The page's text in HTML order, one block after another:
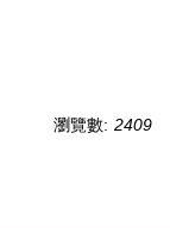
瀏覽數: 2409